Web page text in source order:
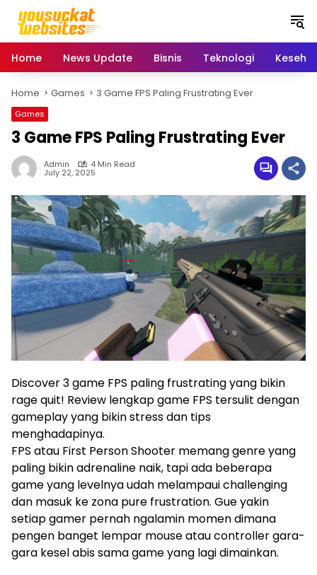
Home News Update Bisnis Teknologi
Home Games 3 Game FPS Paling Frustrating Ever
Games
3 Game FPS Paling Frustrating Ever
Admin 4 Min Read
July 22, 2025
Discover 3 game FPS paling frustrating yang bikin
rage quit! Review lengkap game FPS tersulit dengan
gameplay yang bikin stress dan tips
menghadapinya.
FPS atau First Person Shooter memang genre yang
paling bikin adrenaline naik, tapi ada beberapa
game yang levelnya udah melampaui challenging
dan masuk ke zona pure frustration. Gue yakin
setiap gamer pernah ngalamin momen dimana
pengen banget lempar mouse atau controller gara-
gara kesel abis sama game yang lagi dimainkan.